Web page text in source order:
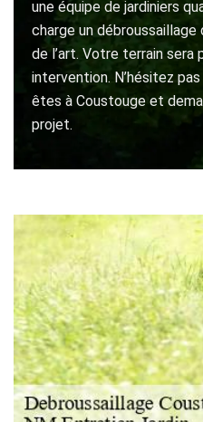
une équipe de jardiniers
charge un
de l’art. Votre terrain sera
intervention. N’hésitez
êtes à Coustouge et
projet.